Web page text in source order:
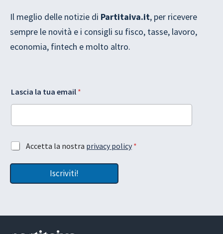
Il meglio delle notizie di Partitaiva.it, per ricevere
sempre le novità e i consigli su fisco, tasse, lavoro,
economia, fintech e molto altro.
D
P
t
a
L
Lascia la tua email *
a
c
a
a
A
c
t
Accetta la nostra privacy policy *
Iscriviti!